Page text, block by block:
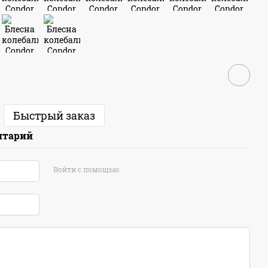
Быстрый заказ
Войти с помощью